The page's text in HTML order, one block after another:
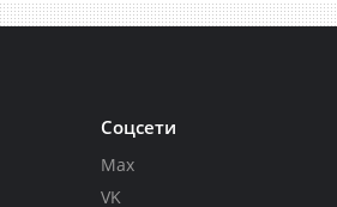
Соцсети
Max
VK